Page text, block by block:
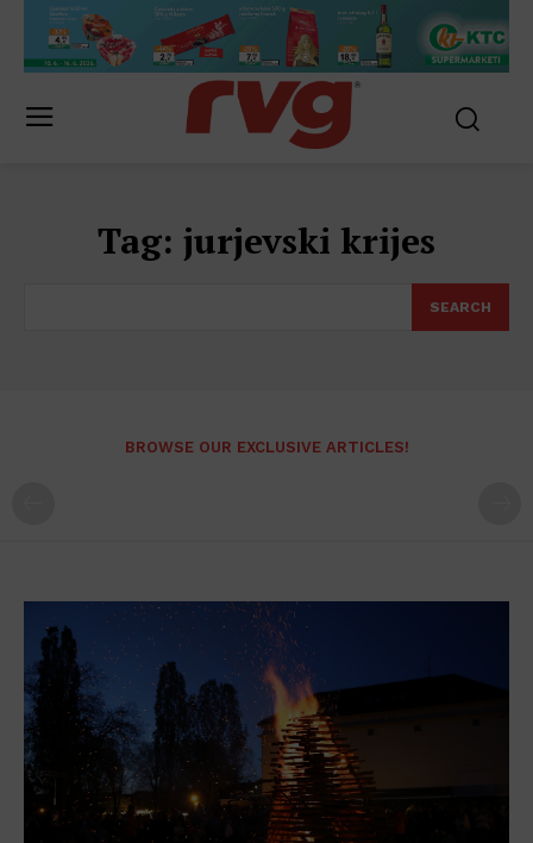
Tag: jurjevski krijes
SEARCH
BROWSE OUR EXCLUSIVE ARTICLES!